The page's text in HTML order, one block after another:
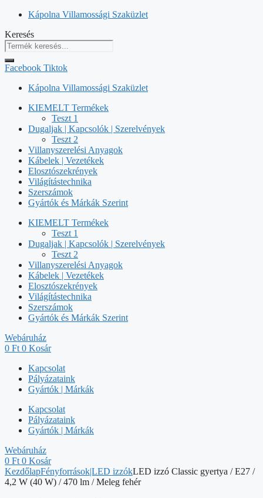
Kilépés
tartalomba
Kápolna Villamossági Szaküzlet
Keresés
Facebook Tiktok
Kápolna Villamossági Szaküzlet
KIEMELT Termékek
Teszt 1
Dugaljak | Kapcsolók | Szerelvények
Teszt 2
Villanyszerelési Anyagok
Kábelek | Vezetékek
Elosztószekrények
Világítástechnika
Szerszámok
Gyártók és Márkák Szerint
KIEMELT Termékek
Teszt 1
Dugaljak | Kapcsolók | Szerelvények
Teszt 2
Villanyszerelési Anyagok
Kábelek | Vezetékek
Elosztószekrények
Világítástechnika
Szerszámok
Gyártók és Márkák Szerint
Webáruház
0 Ft 0 Kosár
Kapcsolat
Pályázataink
Gyártók | Márkák
Kapcsolat
Pályázataink
Gyártók | Márkák
Webáruház
0 Ft 0 Kosár
KezdőlapFényforrások|LED izzókLED izzó Classic gyertya / E27 /
4,2 W (40 W) / 470 lm / Meleg fehér